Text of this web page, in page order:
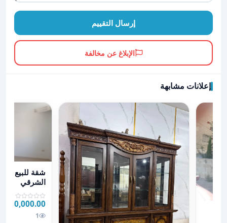
إرسال التقييم
الإبلاغ عن مخالفة
إعلانات مشابهة
عرض تفاصيل شقة للبيع 150م2
الشرقي
40,000.00 JOD
1